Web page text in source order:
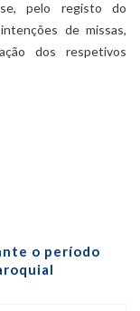
pelo registo do
de missas,
dos respetivos
o período